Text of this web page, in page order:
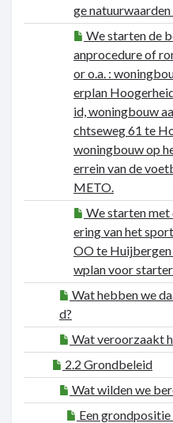
ge
We starten de
anprocedure of
or o.a. :
erplan
id, woningbouw
chtseweg 61 te
woningbouw op
errein van de
METO.
We starten
ering van het
OO te Huijbergen
wplan voor
Wat hebben we
d?
Wat veroorzaakt
2.2 Grondbeleid
Wat wilden we
Een